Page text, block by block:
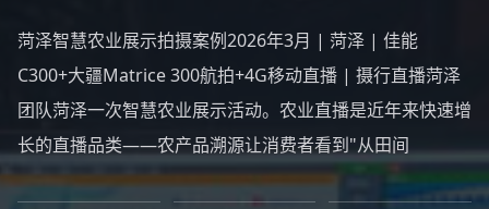
菏泽智慧农业展示拍摄案例2026年3月 | 菏泽 | 佳能
C300+大疆Matrice 300航拍+4G移动直播 | 摄行直播菏泽
团队菏泽一次智慧农业展示活动。农业直播是近年来快速增
长的直播品类——农产品溯源让消费者看到"从田间